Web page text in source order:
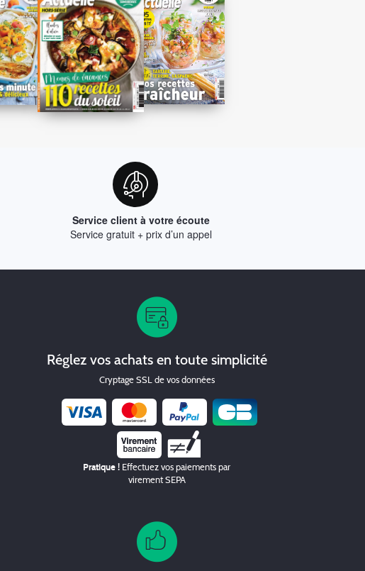
Service client à votre écoute
Service gratuit + prix d’un appel
Réglez vos achats en toute simplicité
Cryptage SSL de vos données
Chèque
Pratique ! Effectuez vos paiements par
virement SEPA